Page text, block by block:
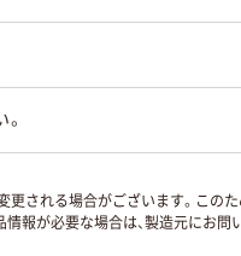
更される場合がございます。この
報が必要な場合は、製造元にお問